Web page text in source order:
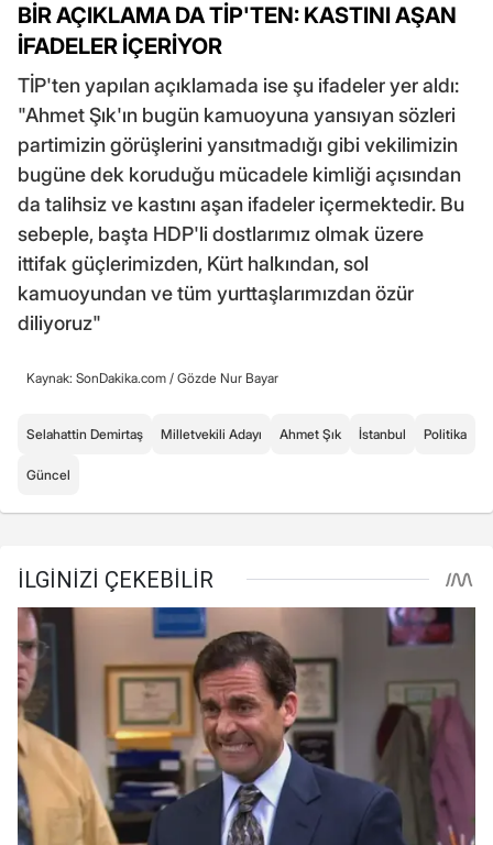
BİR AÇIKLAMA DA TİP'TEN: KASTINI AŞAN
İFADELER İÇERİYOR
TİP'ten yapılan açıklamada ise şu ifadeler yer aldı:
"Ahmet Şık'ın bugün kamuoyuna yansıyan sözleri
partimizin görüşlerini yansıtmadığı gibi vekilimizin
bugüne dek koruduğu mücadele kimliği açısından
da talihsiz ve kastını aşan ifadeler içermektedir. Bu
sebeple, başta HDP'li dostlarımız olmak üzere
ittifak güçlerimizden, Kürt halkından, sol
kamuoyundan ve tüm yurttaşlarımızdan özür
diliyoruz"
Kaynak: SonDakika.com / Gözde Nur Bayar
Selahattin Demirtaş Milletvekili Adayı Ahmet Şık İstanbul Politika
Güncel